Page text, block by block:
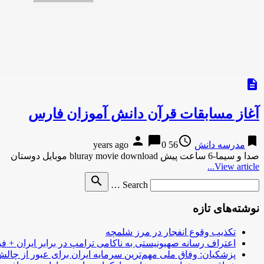
description
آغاز مسابقات قرآن دانش آموزان فارس
bookmark مدرسه دانش access_time
56 years ago
person chat_bubble0
صدا و سیما-6 ساعت پیش bluray movie download موبایل دوستان
View article...
Search …
search
نوشته‌های تازه
تکذیب وقوع انفجار در مرز شلمچه
اعتراف رسانه صهیونیستی به ناکامی ترامپ در برابر ایران +
پزشکیان: وفاق ملی مهم‌ترین سرمایه ایران برای عبور از